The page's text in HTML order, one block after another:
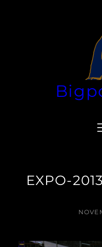
EXPO-